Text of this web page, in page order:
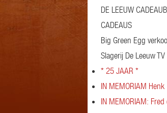
DE LEEUW
CADEAUS
Big Green Egg
Slagerij De Leeuw TV
* 25 JAAR *
IN MEMORIAM Henk
IN MEMORIAM: